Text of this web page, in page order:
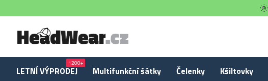
🌞
LETNÍ VÝPRODEJ
1200+
Multifunkční šátky Čelenky Kšiltovky